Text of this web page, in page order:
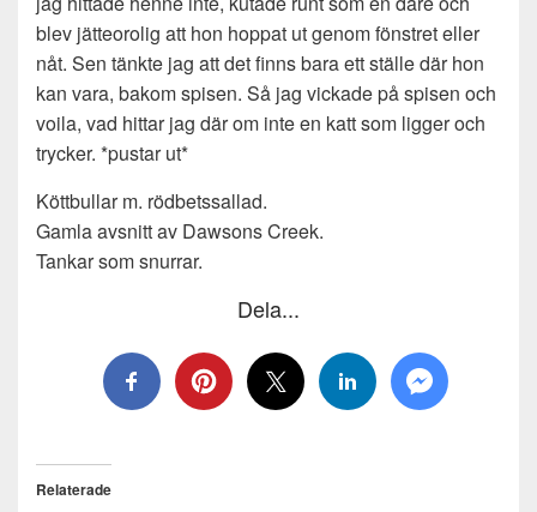
blev jätteorolig att hon hoppat ut genom fönstret eller
nåt. Sen tänkte jag att det finns bara ett ställe där hon
kan vara, bakom spisen. Så jag vickade på spisen och
voila, vad hittar jag där om inte en katt som ligger och
trycker. *pustar ut*
Köttbullar m. rödbetssallad.
Gamla avsnitt av Dawsons Creek.
Tankar som snurrar.
Dela...
Relaterade